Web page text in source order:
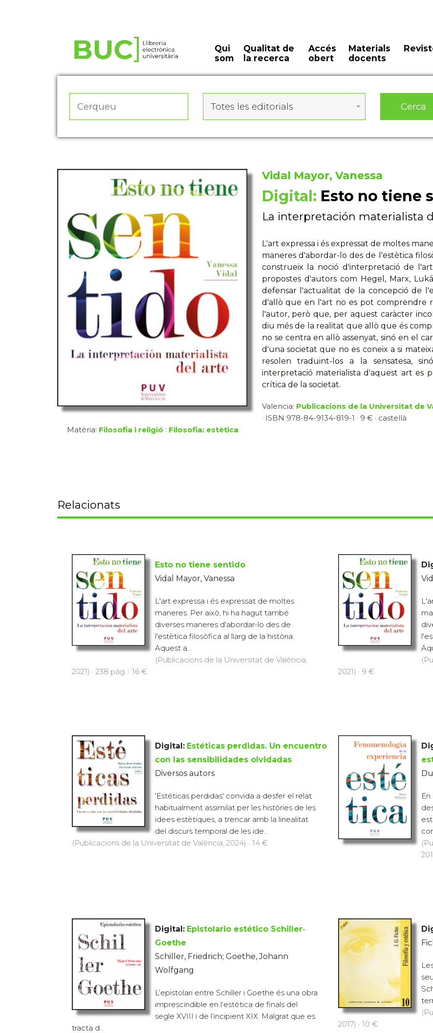
Qui
som
Qualitat de
la recerca
Accés
obert
Materials
docents
Totes les editorials Cerca
Vidal Mayor, Vanessa
Digital: Esto no tiene
La interpretación materialista
L'art expressa i és expressat de moltes
maneres d'abordar-lo des de l'estètica
construeix la noció d'interpretació de
propostes d'autors com Hegel, Marx,
defensar l'actualitat de la concepció de
d'allò que en l'art no es pot comprendre
l'autor, però que, per aquest caràcter
diu més de la realitat que allò que és
no se centra en allò assenyat, sinó en el
d'una societat que no es coneix a si
resolen traduint-los a la sensatesa,
interpretació materialista d'aquest art es
crítica de la societat.
Valencia: Publicacions de la Universitat de
· ISBN 978-84-9134-819-1 · 9 € · castellà
Matèria: Filosofia i religió : Filosofia: estètica
Relacionats
Esto no tiene sentido
Vidal Mayor, Vanessa
L'art expressa i és expressat de moltes
maneres. Per això, hi ha hagut també
diverses maneres d'abordar-lo des de
l'estètica filosòfica al llarg de la història.
Aquest a...
(Publicacions de la Universitat de València,
2021) · 238 pàg. · 16 €
2021) · 9 €
Digital: Estéticas perdidas. Un encuentro
con las sensibilidades olvidadas
Diversos autors
'Estéticas perdidas' convida a desfer el relat
habitualment assimilat per les històries de les
idees estètiques, a trencar amb la linealitat
del discurs temporal de les ide...
(Publicacions de la Universitat de València, 2024) · 14 €
Digital: Epistolario estético Schiller‐
Goethe
Schiller, Friedrich; Goethe, Johann
Wolfgang
L’epistolari entre Schiller i Goethe és una obra
imprescindible en l’estètica de finals del
segle XVIII i de l’incipient XIX. Malgrat que es
tracta d...
2017) · 10 €